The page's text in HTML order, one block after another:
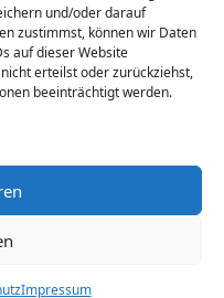
und/oder darauf
zustimmst, können wir Daten
auf dieser Website
erteilst oder zurückziehst,
beeinträchtigt werden.
Impressum
vorbehalten.